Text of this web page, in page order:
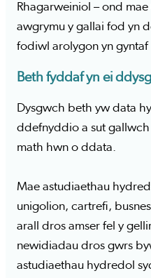
Rhagarweiniol – ond
awgrymu y gallai fod yn
fodiwl arolygon yn gyntaf
Beth fyddaf yn ei
Dysgwch beth yw data
ddefnyddio a sut
math hwn o ddata.
Mae astudiaethau
unigolion, cartrefi,
arall dros amser fel y
newidiadau dros gwrs
astudiaethau hydredol